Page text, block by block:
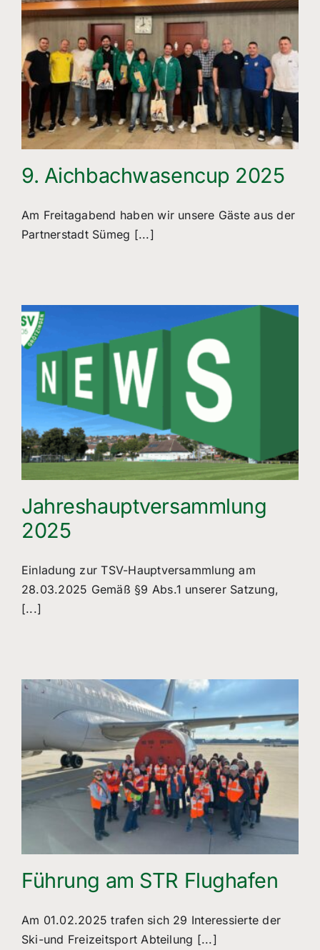
9. Aichbachwasencup 2025
Am Freitagabend haben wir unsere Gäste aus der
Partnerstadt Sümeg [...]
Jahreshauptversammlung
2025
Einladung zur TSV-Hauptversammlung am
28.03.2025 Gemäß §9 Abs.1 unserer Satzung,
[...]
Führung am STR Flughafen
Am 01.02.2025 trafen sich 29 Interessierte der
Ski-und Freizeitsport Abteilung [...]